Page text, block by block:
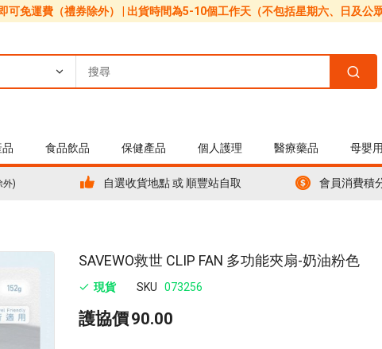
可免運費（禮券除外） | 出貨時間為5-10個工作天（不包括星期六、日及公眾
食品飲品 保健產品 個人護理 醫療藥品 母嬰
外) 自選收貨地點 或 順豐站自取 會員消費積
SAVEWO救世 CLIP FAN 多功能夾扇-奶油粉色
現貨 SKU 073256
護協價90.00
beginning